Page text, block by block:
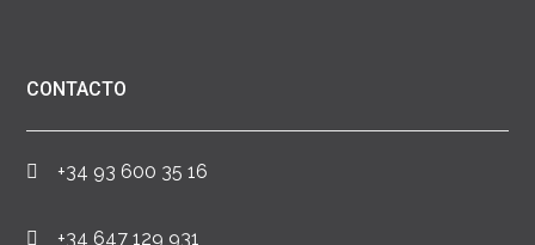
CONTACTO
+34 93 600 35 16
+34 647 129 931